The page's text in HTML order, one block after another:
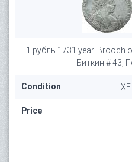
1 рубль 1731 year. Brooch
Биткин # 43,
Condition XF
Price